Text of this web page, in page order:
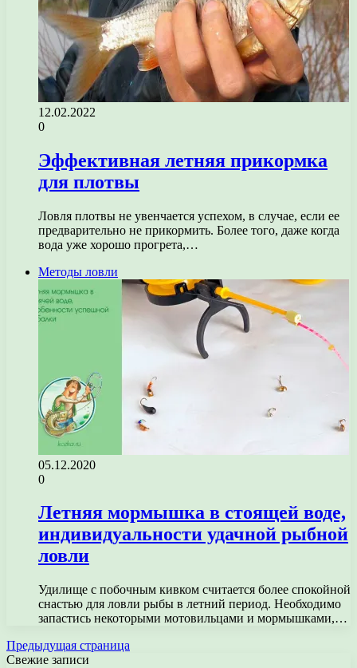
12.02.2022
0
Эффективная летняя прикормка
для плотвы
Ловля плотвы не увенчается успехом, в случае, если ее
предварительно не прикормить. Более того, даже когда
вода уже хорошо прогрета,…
Методы ловли
05.12.2020
0
Летняя мормышка в стоящей воде,
индивидуальности удачной рыбной
ловли
Удилище с побочным кивком считается более спокойной
снастью для ловли рыбы в летний период. Необходимо
запастись некоторыми мотовильцами и мормышками,…
Предыдущая страница
Свежие записи